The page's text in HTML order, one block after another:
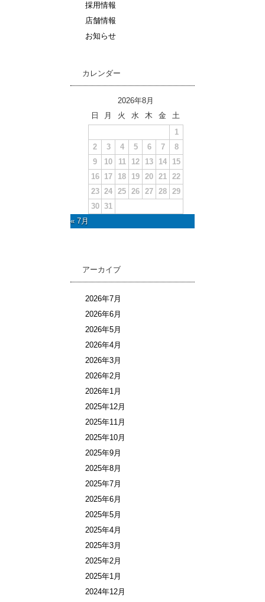
採用情報
店舗情報
お知らせ
カレンダー
2026年8月
日
月 火 水 木 金
土
1
2
3 4 5 6 7
8
9
10 11 12 13 14
15
16
17 18 19 20 21 22
23 24 25 26 27 28 29
30 31
« 7月
アーカイブ
2026年7月
2026年6月
2026年5月
2026年4月
2026年3月
2026年2月
2026年1月
2025年12月
2025年11月
2025年10月
2025年9月
2025年8月
2025年7月
2025年6月
2025年5月
2025年4月
2025年3月
2025年2月
2025年1月
2024年12月